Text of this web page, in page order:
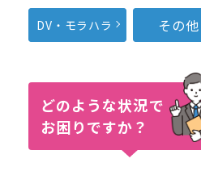
DV・モラハラ その他
どのような状況で
お困りですか？